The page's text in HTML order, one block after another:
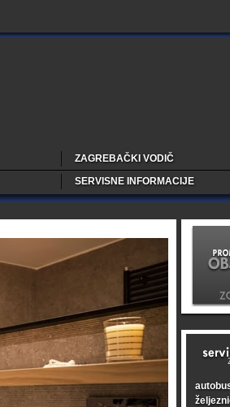
ZAGREBAČKI VODIČ
SERVISNE INFORMACIJE